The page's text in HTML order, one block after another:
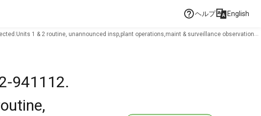
ヘルプ English
1 & 2 routine, unannounced insp,plant operations,maint & surveillance observations
941112.